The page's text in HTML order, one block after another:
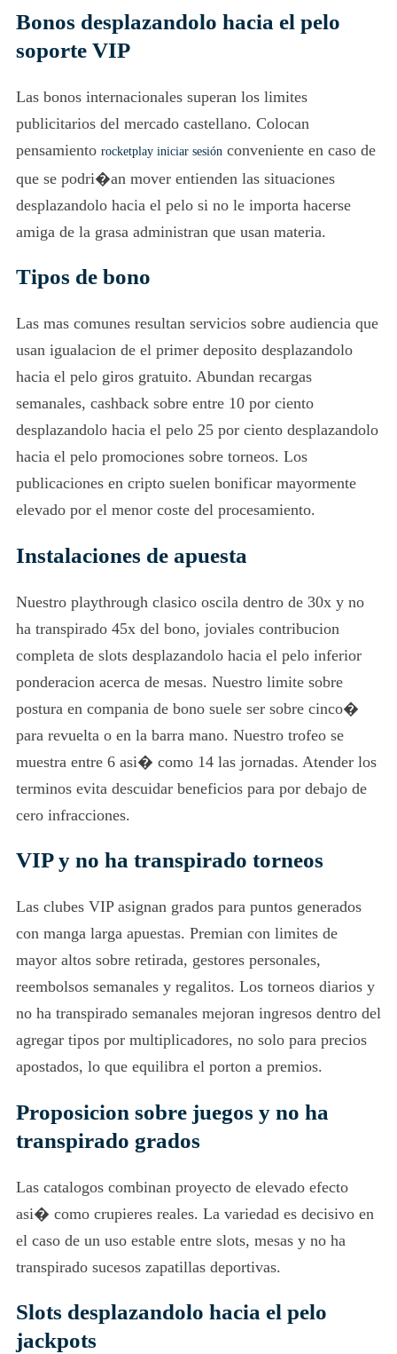
Bonos desplazandolo hacia el pelo
soporte VIP
Las bonos internacionales superan los limites
publicitarios del mercado castellano. Colocan
pensamiento rocketplay iniciar sesión conveniente en caso de
que se podri�an mover entienden las situaciones
desplazandolo hacia el pelo si no le importa hacerse
amiga de la grasa administran que usan materia.
Tipos de bono
Las mas comunes resultan servicios sobre audiencia que
usan igualacion de el primer deposito desplazandolo
hacia el pelo giros gratuito. Abundan recargas
semanales, cashback sobre entre 10 por ciento
desplazandolo hacia el pelo 25 por ciento desplazandolo
hacia el pelo promociones sobre torneos. Los
publicaciones en cripto suelen bonificar mayormente
elevado por el menor coste del procesamiento.
Instalaciones de apuesta
Nuestro playthrough clasico oscila dentro de 30x y no
ha transpirado 45x del bono, joviales contribucion
completa de slots desplazandolo hacia el pelo inferior
ponderacion acerca de mesas. Nuestro limite sobre
postura en compania de bono suele ser sobre cinco�
para revuelta o en la barra mano. Nuestro trofeo se
muestra entre 6 asi� como 14 las jornadas. Atender los
terminos evita descuidar beneficios para por debajo de
cero infracciones.
VIP y no ha transpirado torneos
Las clubes VIP asignan grados para puntos generados
con manga larga apuestas. Premian con limites de
mayor altos sobre retirada, gestores personales,
reembolsos semanales y regalitos. Los torneos diarios y
no ha transpirado semanales mejoran ingresos dentro del
agregar tipos por multiplicadores, no solo para precios
apostados, lo que equilibra el porton a premios.
Proposicion sobre juegos y no ha
transpirado grados
Las catalogos combinan proyecto de elevado efecto
asi� como crupieres reales. La variedad es decisivo en
el caso de un uso estable entre slots, mesas y no ha
transpirado sucesos zapatillas deportivas.
Slots desplazandolo hacia el pelo
jackpots